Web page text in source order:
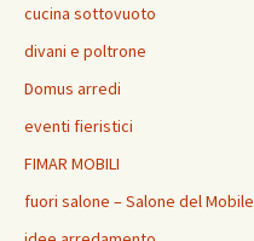
cucina sottovuoto
divani e poltrone
Domus arredi
eventi fieristici
FIMAR MOBILI
fuori salone – Salone del Mobile